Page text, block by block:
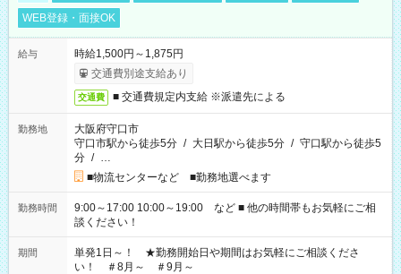
WEB登録・面接OK
給与
時給1,500円～1,875円
交通費別途支給あり
交通費 ■ 交通費規定内支給 ※派遣先による
勤務地
大阪府守口市
守口市駅から徒歩5分 / 大日駅から徒歩5分 / 守口駅から徒歩5
分 / …
■物流センターなど ■勤務地選べます
勤務時間
9:00～17:00 10:00～19:00 など ■ 他の時間帯もお気軽にご相
談ください！
期間
単発1日～！ ★勤務開始日や期間はお気軽にご相談くださ
い！ ＃8月～ ＃9月～